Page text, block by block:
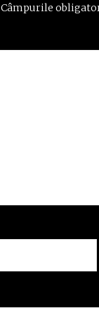
Câmpurile